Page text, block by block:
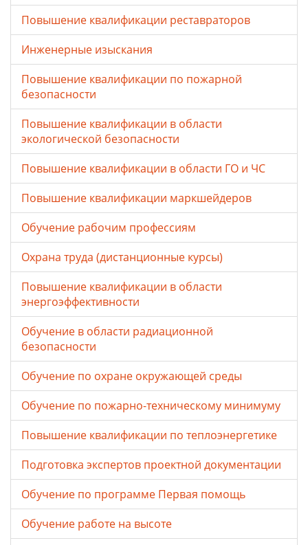
Повышение квалификации реставраторов
Инженерные изыскания
Повышение квалификации по пожарной
безопасности
Повышение квалификации в области
экологической безопасности
Повышение квалификации в области ГО и ЧС
Повышение квалификации маркшейдеров
Обучение рабочим профессиям
Охрана труда (дистанционные курсы)
Повышение квалификации в области
энергоэффективности
Обучение в области радиационной
безопасности
Обучение по охране окружающей среды
Обучение по пожарно-техническому минимуму
Повышение квалификации по теплоэнергетике
Подготовка экспертов проектной документации
Обучение по программе Первая помощь
Обучение работе на высоте